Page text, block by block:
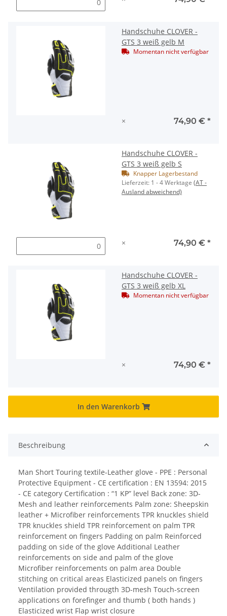
Handschuhe CLOVER -
GTS 3 weiß gelb M
Momentan nicht verfügbar
× 74,90 € *
Handschuhe CLOVER -
GTS 3 weiß gelb S
Knapper Lagerbestand
Lieferzeit: 1 - 4 Werktage (AT -
Ausland abweichend)
× 74,90 € *
Handschuhe CLOVER -
GTS 3 weiß gelb XL
Momentan nicht verfügbar
× 74,90 € *
In den Warenkorb
Beschreibung
Man Short Touring textile-Leather glove - PPE : Personal
Protective Equipment - CE certification : EN 13594: 2015
- CE category Certification : “1 KP” level Back zone: 3D-
Mesh and leather reinforcements Palm zone: Sheepskin
leather + Microfiber reinforcements TPR knuckles shield
TPR knuckles shield TPR reinforcement on palm TPR
reinforcement on fingers Padding on palm Reinforced
padding on side of the glove Additional Leather
reinforcements on side and palm of the glove
Microfiber reinforcements on palm area Double
stitching on critical areas Elasticized panels on fingers
Ventilation provided througth 3D-mesh Touch-screen
applications on forefinger and thumb ( both hands )
Elasticized wrist Flap wrist closure